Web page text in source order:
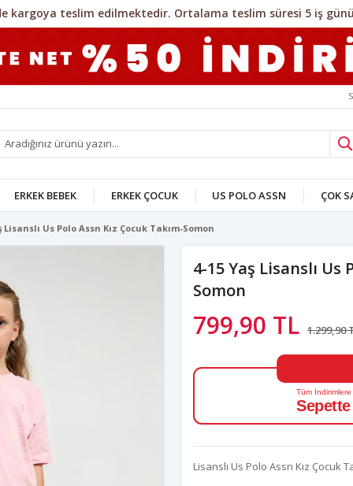
ERKEK BEBEK ERKEK ÇOCUK US POLO ASSN ÇOK
Lisanslı Us Polo Assn Kız Çocuk Takım-Somon
4-15 Yaş Lisanslı Us
Somon
799,90 TL 1.299,90
Tüm
Lisanslı Us Polo Assn Kız Çocuk